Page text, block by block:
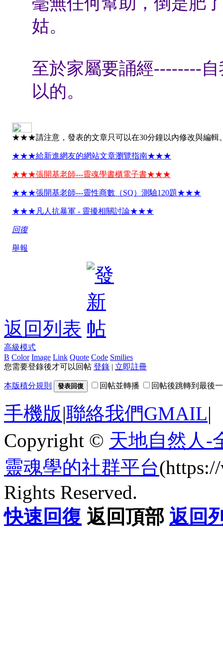
姑。
至於家屬要誦經--------
以的。
★★★請注意，發表的文章只可以在30分鐘以內修改與編
★★★給新進網友的網站文章瀏覽指南★★★
★★★張開基老師---靈魂學書櫃電子書★★★
★★★張開基老師---靈性商數（SQ）測驗120題★★★
★★★凡人抗暴軍 - 靈擾相關討論★★★
回復
舉報
返回列表
高級模式
B Color Image Link Quote Code Smilies
您需要登錄後才可以回帖 登錄 | 立即註冊
本版積分規則 發表回復 回帖並轉播 回帖後跳轉到最後
手機版|聯絡我們GMAIL|
Copyright © 天地自然人-
靈魂學的社群平台
Rights Reserved.
快速回復 返回頂部 返回